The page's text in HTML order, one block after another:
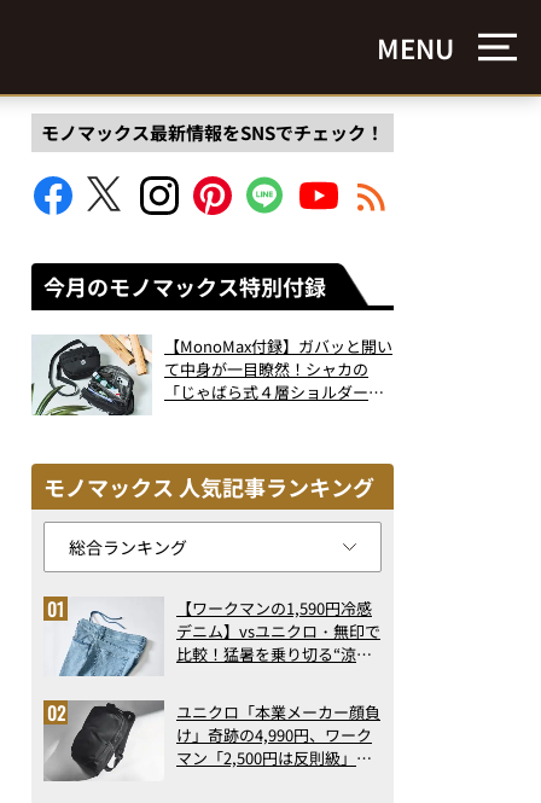
MENU
モノマックス最新情報をSNSでチェック！
今月のモノマックス特別付録
【MonoMax付録】ガバッと開い
て中身が一目瞭然！シャカの
「じゃばら式４層ショルダーバ
モノマックス 人気記事ランキング
【ワークマンの1,590円冷感
デニム】vsユニクロ・無印で
比較！猛暑を乗り切る“涼感
で決定版
ユニクロ「本業メーカー顔負
け」奇跡の4,990円、ワーク
マン「2,500円は反則級」凄